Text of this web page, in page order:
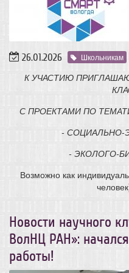
26.01.2026 Школьникам
К УЧАСТИЮ
С ПРОЕКТАМИ ПО
- СОЦИАЛЬНО-
- ЭКОЛОГО-
Возможно как
Новости научного
ВолНЦ РАН»:
работы!